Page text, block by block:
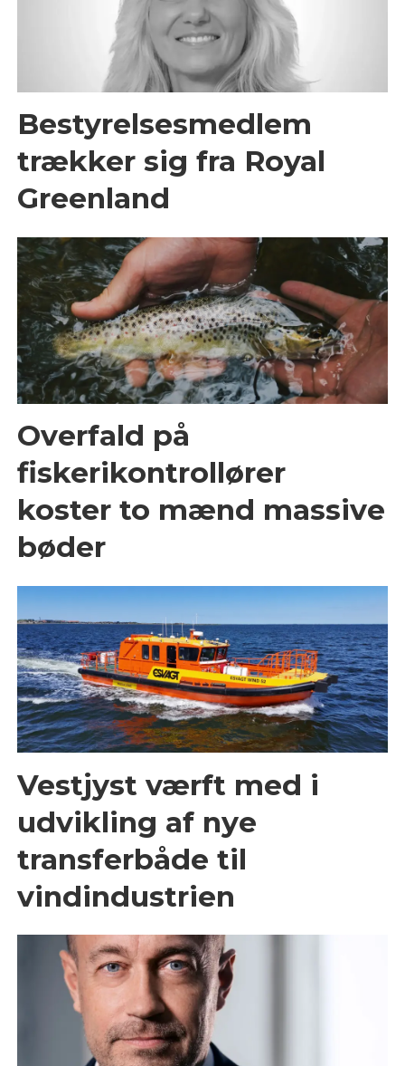
Bestyrelsesmedlem
trækker sig fra Royal
Greenland
Overfald på
fiskerikontrollører
koster to mænd massive
bøder
Vestjyst værft med i
udvikling af nye
transferbåde til
vindindustrien